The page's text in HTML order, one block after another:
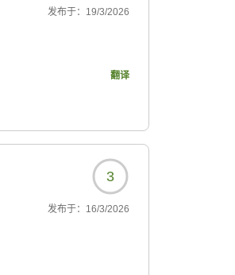
发布于： 19/3/2026
翻译
3
发布于： 16/3/2026